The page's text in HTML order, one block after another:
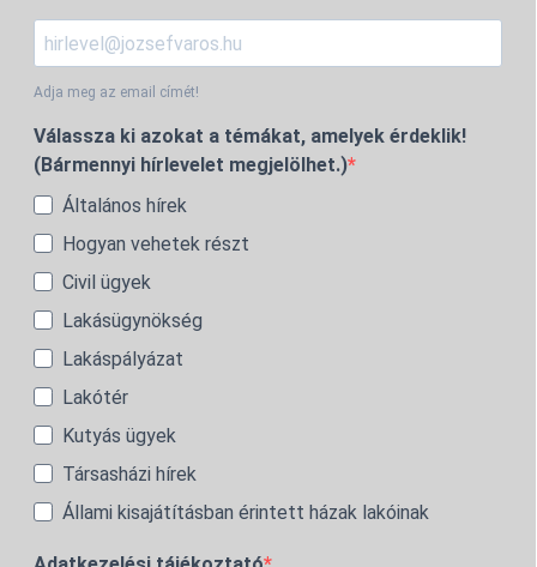
Adja meg az email címét!
Válassza ki azokat a témákat, amelyek érdeklik!
(Bármennyi hírlevelet megjelölhet.)
Általános hírek
Hogyan vehetek részt
Civil ügyek
Lakásügynökség
Lakáspályázat
Lakótér
Kutyás ügyek
Társasházi hírek
Állami kisajátításban érintett házak lakóinak